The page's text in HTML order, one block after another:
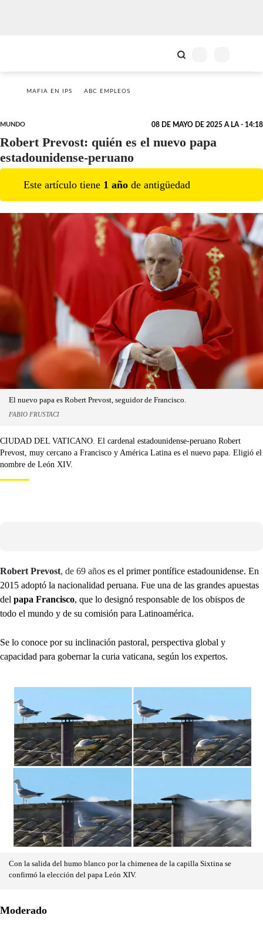
MAFIA EN IPS ABC EMPLEOS
MUNDO 08 DE MAYO DE 2025 A LA - 14:18
Robert Prevost: quién es el nuevo papa
estadounidense-peruano
Este artículo tiene 1 año de antigüedad
El nuevo papa es Robert Prevost, seguidor de Francisco.
FABIO FRUSTACI
CIUDAD DEL VATICANO. El cardenal estadounidense-peruano Robert
Prevost, muy cercano a Francisco y América Latina es el nuevo papa. Eligió el
nombre de León XIV.
Robert Prevost, de 69 años es el primer pontífice estadounidense. En
2015 adoptó la nacionalidad peruana. Fue una de las grandes apuestas
del papa Francisco, que lo designó responsable de los obispos de
todo el mundo y de su comisión para Latinoamérica.
Se lo conoce por su inclinación pastoral, perspectiva global y
capacidad para gobernar la curia vaticana, según los expertos.
Con la salida del humo blanco por la chimenea de la capilla Sixtina se
confirmó la elección del papa León XIV.
Moderado